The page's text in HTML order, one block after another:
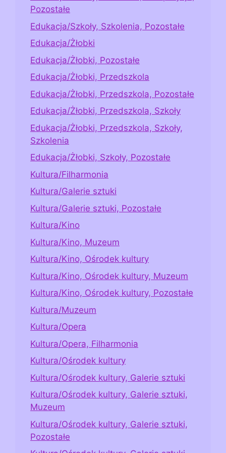
Pozostałe
Edukacja/Szkoły, Szkolenia, Pozostałe
Edukacja/Żłobki
Edukacja/Żłobki, Pozostałe
Edukacja/Żłobki, Przedszkola
Edukacja/Żłobki, Przedszkola, Pozostałe
Edukacja/Żłobki, Przedszkola, Szkoły
Edukacja/Żłobki, Przedszkola, Szkoły,
Szkolenia
Edukacja/Żłobki, Szkoły, Pozostałe
Kultura/Filharmonia
Kultura/Galerie sztuki
Kultura/Galerie sztuki, Pozostałe
Kultura/Kino
Kultura/Kino, Muzeum
Kultura/Kino, Ośrodek kultury
Kultura/Kino, Ośrodek kultury, Muzeum
Kultura/Kino, Ośrodek kultury, Pozostałe
Kultura/Muzeum
Kultura/Opera
Kultura/Opera, Filharmonia
Kultura/Ośrodek kultury
Kultura/Ośrodek kultury, Galerie sztuki
Kultura/Ośrodek kultury, Galerie sztuki,
Muzeum
Kultura/Ośrodek kultury, Galerie sztuki,
Pozostałe